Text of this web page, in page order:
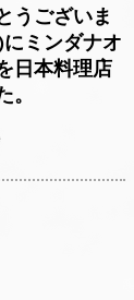
うございま
ミンダナオ
日本料理店